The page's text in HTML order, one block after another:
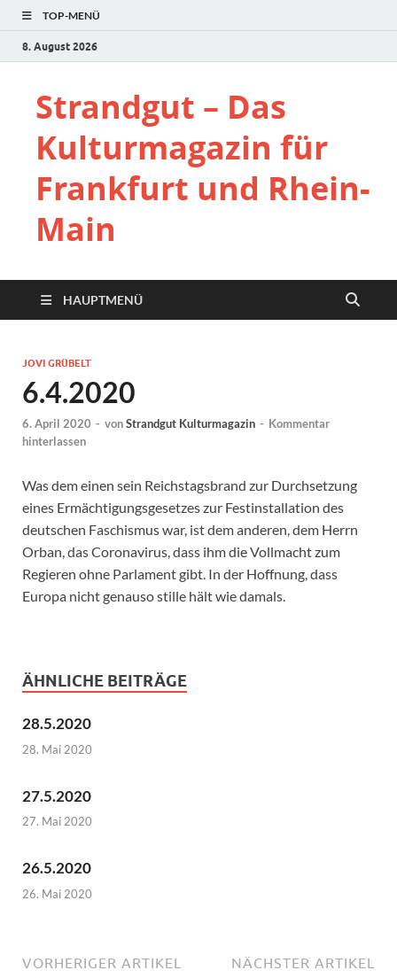
TOP-MENÜ
8. August 2026
Strandgut – Das
Kulturmagazin für
Frankfurt und Rhein-
Main
HAUPTMENÜ
JOVI GRÜBELT
6.4.2020
6. April 2020 - vonStrandgut Kulturmagazin - Kommentar
hinterlassen
Was dem einen sein Reichstagsbrand zur Durchsetzung
eines Ermächtigungsgesetzes zur Festinstallation des
deutschen Faschismus war, ist dem anderen, dem Herrn
Orban, das Coronavirus, dass ihm die Vollmacht zum
Regieren ohne Parlament gibt. In der Hoffnung, dass
Europa nicht genauso stille hält wie damals.
ÄHNLICHE BEITRÄGE
28.5.2020
28. Mai 2020
27.5.2020
27. Mai 2020
26.5.2020
26. Mai 2020
VORHERIGER ARTIKEL NÄCHSTER ARTIKEL